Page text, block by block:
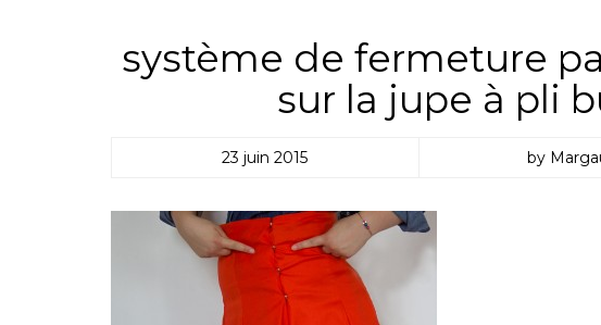
système de fermeture
sur la jupe à pli
23 juin 2015 by